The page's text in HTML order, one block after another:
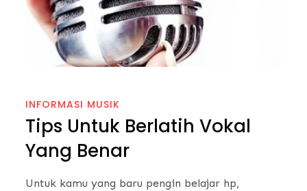
INFORMASI MUSIK
Tips Untuk Berlatih Vokal
Yang Benar
Untuk kamu yang baru pengin belajar hp,